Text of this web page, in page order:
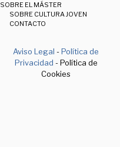
SOBRE EL MÁSTER
SOBRE CULTURA JOVEN
CONTACTO
Aviso Legal -Política de
Privacidad - Política de
Cookies